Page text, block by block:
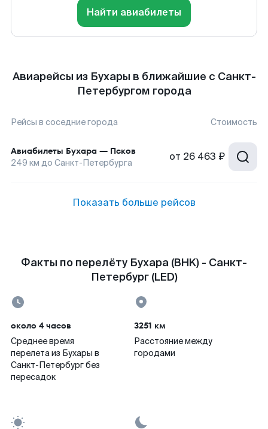
Найти авиабилеты
Авиарейсы из Бухары в ближайшие с Санкт-
Петербургом города
Рейсы в соседние города Стоимость
Авиабилеты Бухара — Псков
249 км до Санкт-Петербурга от 26 463 ₽
Показать больше рейсов
Факты по перелёту Бухара (BHK) - Санкт-
Петербург (LED)
около 4 часов
Среднее время
перелета из Бухары в
Санкт-Петербург без
пересадок
3251 км
Расстояние между
городами